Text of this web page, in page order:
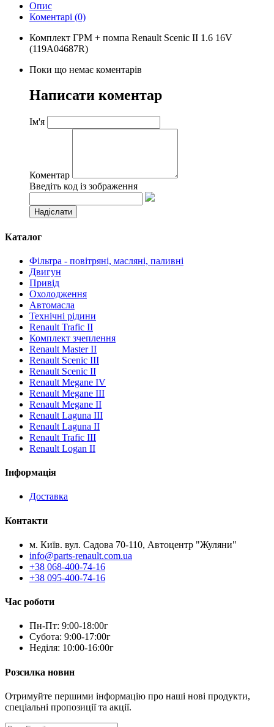
Опис
Коментарі (0)
Комплект ГРМ + помпа Renault Scenic II 1.6 16V
(119A04687R)
Поки що немає коментарів
Написати коментар
Ім'я
Коментар
Введіть код із зображення
Каталог
Фільтра - повітряні, масляні, паливні
Двигун
Привід
Охолодження
Автомасла
Технічні рідини
Renault Trafic II
Комплект зчеплення
Renault Master II
Renault Scenic III
Renault Scenic II
Renault Megane IV
Renault Megane III
Renault Megane II
Renault Laguna III
Renault Laguna II
Renault Trafic III
Renault Logan II
Інформація
Доставка
Контакти
м. Київ. вул. Садова 70-110, Автоцентр "Жуляни"
info@parts-renault.com.ua
+38 068-400-74-16
+38 095-400-74-16
Час роботи
Пн-Пт: 9:00-18:00г
Субота: 9:00-17:00г
Неділя: 10:00-16:00г
Розсилка новин
Отримуйте першими інформацію про наші нові продукти,
спеціальні пропозиції та акції.